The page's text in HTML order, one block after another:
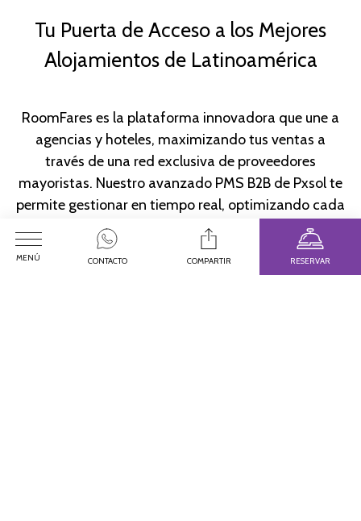
Tu Puerta de Acceso a los Mejores
Alojamientos de Latinoamérica
RoomFares es la plataforma innovadora que une a
agencias y hoteles, maximizando tus ventas a
través de una red exclusiva de proveedores
mayoristas. Nuestro avanzado PMS B2B de Pxsol te
permite gestionar en tiempo real, optimizando cada
aspecto de tu negocio para impulsar tu crecimiento
en el competitivo sector de viajes.
MENÚ CONTACTO COMPARTIR RESERVAR